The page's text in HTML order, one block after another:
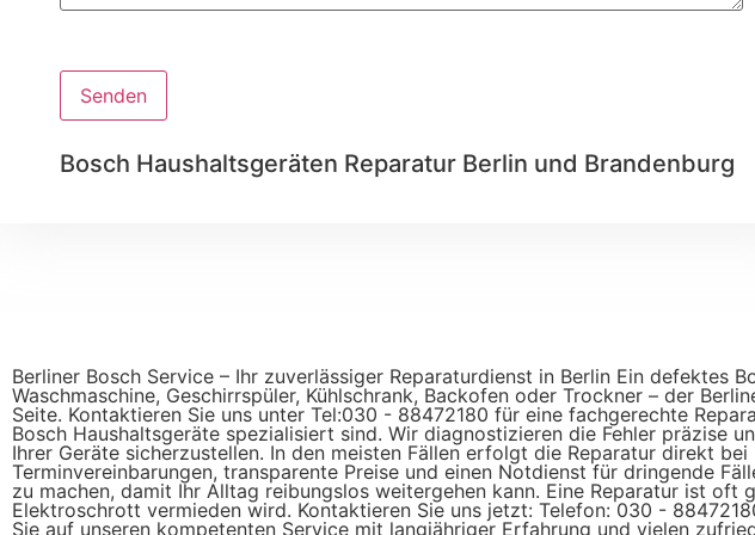
Senden
Bosch Haushaltsgeräten Reparatur Berlin und Brandenburg
Berliner Bosch Service – Ihr zuverlässiger Reparaturdienst in Berlin Ein defektes
Waschmaschine, Geschirrspüler, Kühlschrank, Backofen oder Trockner – der
Seite. Kontaktieren Sie uns unter Tel:030 - 88472180 für eine fachgerechte
Bosch Haushaltsgeräte spezialisiert sind. Wir diagnostizieren die Fehler präzise
Ihrer Geräte sicherzustellen. In den meisten Fällen erfolgt die Reparatur direkt
Terminvereinbarungen, transparente Preise und einen Notdienst für dringende
zu machen, damit Ihr Alltag reibungslos weitergehen kann. Eine Reparatur ist
Elektroschrott vermieden wird. Kontaktieren Sie uns jetzt: Telefon: 030 -
Sie auf unseren kompetenten Service mit langjähriger Erfahrung und vielen